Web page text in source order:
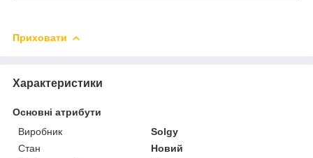
Приховати
Характеристики
Основні атрибути
Виробник
Solgy
Стан
Новий